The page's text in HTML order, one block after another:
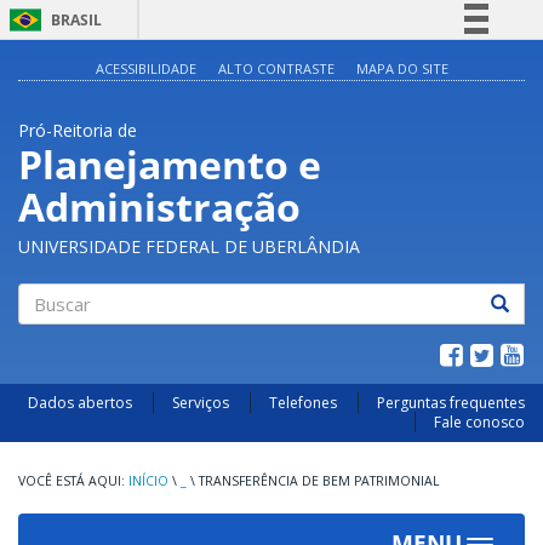
BRASIL
Acesso à informação
ACESSIBILIDADE ALTO CONTRASTE MAPA DO SITE
Pró-Reitoria de
Planejamento e
Administração
UNIVERSIDADE FEDERAL DE UBERLÂNDIA
Dados abertos Serviços Telefones
Perguntas frequentes
Fale conosco
INÍCIO \ \ TRANSFERÊNCIA DE BEM PATRIMONIAL